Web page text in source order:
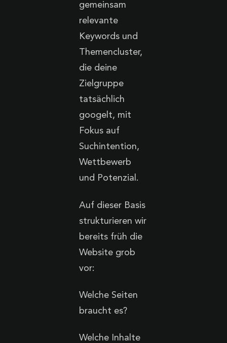
gemeinsam
relevante
Keywords und
Themencluster,
die deine
Zielgruppe
tatsächlich
googelt, mit
Fokus auf
Suchintention,
Wettbewerb
und Potenzial.
Auf dieser Basis
strukturieren wir
bereits früh die
Website grob
vor:
Welche Seiten
braucht es?
Welche Inhalte